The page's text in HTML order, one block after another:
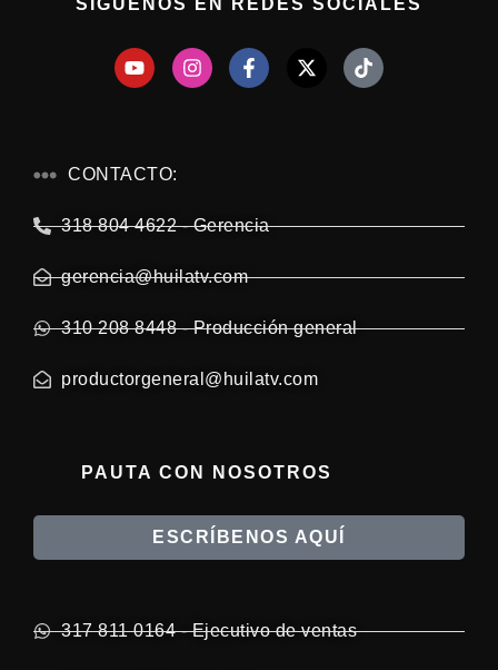
SÍGUENOS EN REDES SOCIALES
CONTACTO:
318 804 4622 - Gerencia
gerencia@huilatv.com
310 208 8448 - Producción general
productorgeneral@huilatv.com
PAUTA CON NOSOTROS
ESCRÍBENOS AQUÍ
317 811 0164 - Ejecutivo de ventas